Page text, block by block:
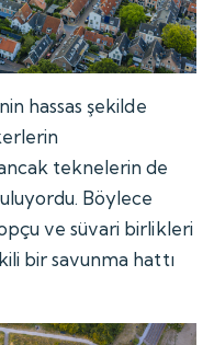
hassas şekilde
teknelerin de
Böylece
ve süvari birlikleri
bir savunma hattı